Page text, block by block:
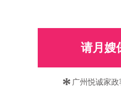
请月嫂
* 广州悦诚家政